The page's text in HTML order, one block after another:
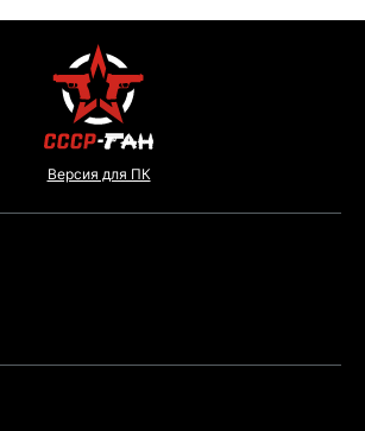
Версия для ПК